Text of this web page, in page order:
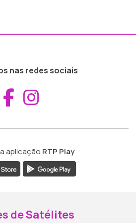
nas redes sociais
Aceder ao
aplicação RTP Play
de Satélites